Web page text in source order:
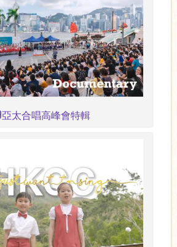
亞太合唱高峰會特輯